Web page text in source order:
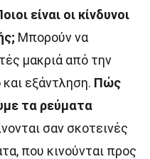
είναι οι κίνδυνοι
Μπορούν να
μακριά από την
εξάντληση. Πώς
τα ρεύματα
σαν σκοτεινές
που κινούνται προς